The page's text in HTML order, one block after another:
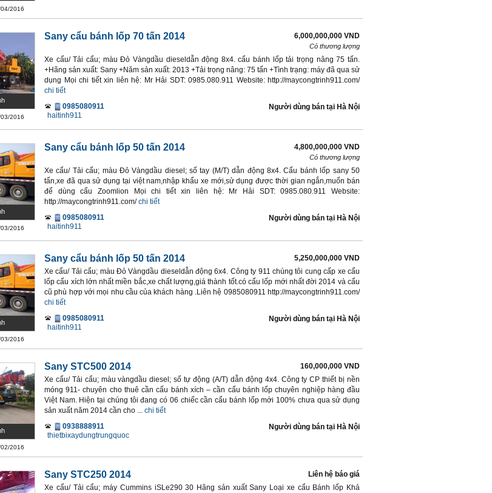
2016
2016
Sany cẩu bánh lốp 70 tấn 2014 6,000,000,000 VND
Có thương lượng
Xe cẩu/ Tải cẩu; màu Đỏ Vàngdầu dieseldẫn động 8x4. cẩu bánh lốp tải trọng nâng 75 tấn.
+Hãng sản xuất: Sany +Năm sản xuất: 2013 +Tải trọng nâng: 75 tấn +Tình trạng: máy đã qua sử
dụng Mọi chi tiết xin liên hệ: Mr Hải SDT: 0985.080.911 Website: http://maycongtrinh911.com/
chi tiết
0985080911
haitinh911
Người dùng bán tại Hà Nội
2016
Sany cẩu bánh lốp 50 tấn 2014 4,800,000,000 VND
Có thương lượng
Xe cẩu/ Tải cẩu; màu Đỏ Vàngdầu diesel; số tay (M/T) dẫn động 8x4. Cẩu bánh lốp sany 50
tấn,xe đã qua sử dụng tại việt nam,nhập khẩu xe mới,sử dụng được thời gian ngắn,muốn bán
để dùng cẩu Zoomlion Mọi chi tiết xin liên hệ: Mr Hải SDT: 0985.080.911 Website:
http://maycongtrinh911.com/chi tiết
0985080911
haitinh911
Người dùng bán tại Hà Nội
2016
Sany cẩu bánh lốp 50 tấn 2014
5,250,000,000 VND
Xe cẩu/ Tải cẩu; màu Đỏ Vàngdầu dieseldẫn động 6x4. Công ty 911 chúng tôi cung cấp xe cẩu
lốp cẩu xích lớn nhất miền bắc,xe chất lượng,giá thành tốt.có cẩu lốp mới nhất đời 2014 và cẩu
cũ phù hợp với mọi nhu cầu của khách hàng .Liên hệ 0985080911 http://maycongtrinh911.com/
chi tiết
0985080911
haitinh911
Người dùng bán tại Hà Nội
2016
Sany STC500 2014
160,000,000 VND
Xe cẩu/ Tải cẩu; màu vàngdầu diesel; số tự động (A/T) dẫn động 4x4. Công ty CP thiết bị nền
móng 911- chuyên cho thuê cần cẩu bánh xích – cần cẩu bánh lốp chuyên nghiệp hàng đầu
Việt Nam. Hiện tại chúng tôi đang có 06 chiếc cần cẩu bánh lốp mới 100% chưa qua sử dụng
sản xuất năm 2014 cần cho ... chi tiết
0938888911
thietbixaydungtrungquoc
Người dùng bán tại Hà Nội
Sany STC250 2014
Liên hệ báo giá
Xe cẩu/ Tải cẩu; máy Cummins iSLe290 30 Hãng sản xuất Sany Loại xe cẩu Bánh lốp Khả